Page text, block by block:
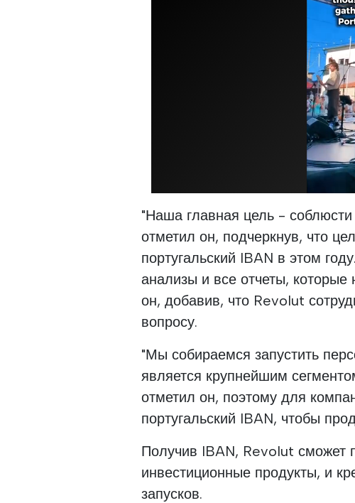
"Наша главная цель -
отметил он, подчеркнув, что
португальский IBAN в этом
анализы и все отчеты,
он, добавив, что Revolut
вопросу.
"Мы собираемся запустить
является крупнейшим
отметил он, поэтому для
португальский IBAN, чтобы
Получив IBAN, Revolut сможет
инвестиционные продукты, и
запусков.